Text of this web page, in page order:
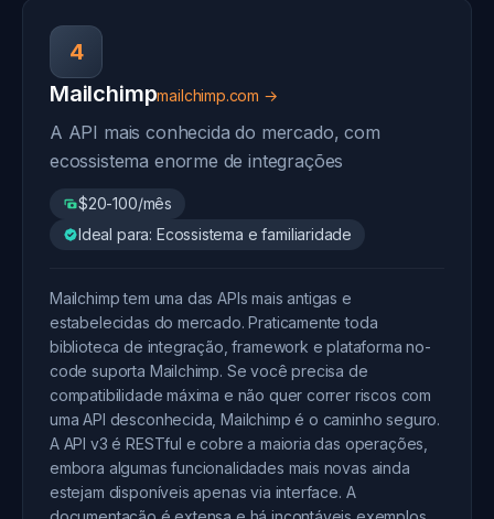
4
Mailchimpmailchimp.com →
A API mais conhecida do mercado, com
ecossistema enorme de integrações
$20-100/mês
Ideal para: Ecossistema e familiaridade
Mailchimp tem uma das APIs mais antigas e
estabelecidas do mercado. Praticamente toda
biblioteca de integração, framework e plataforma no-
code suporta Mailchimp. Se você precisa de
compatibilidade máxima e não quer correr riscos com
uma API desconhecida, Mailchimp é o caminho seguro.
A API v3 é RESTful e cobre a maioria das operações,
embora algumas funcionalidades mais novas ainda
estejam disponíveis apenas via interface. A